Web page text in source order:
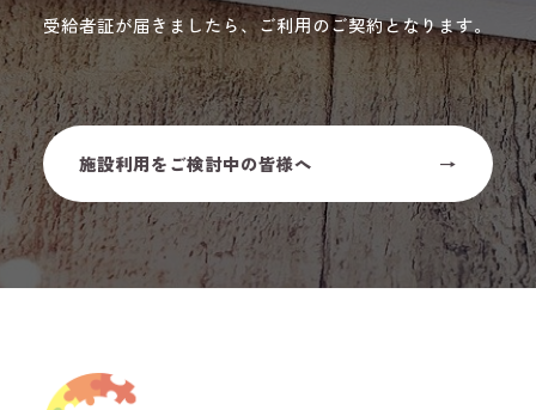
受給者証が届きましたら、ご利用のご契約となります。
施設利用をご検討中の皆様へ